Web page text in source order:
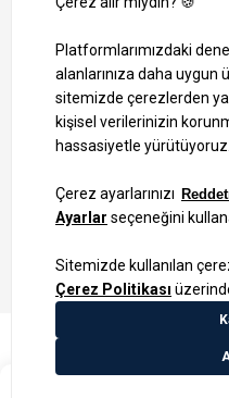
1000 TL ve Üzeri
Bilgi Toplum Hizmetleri
KVKK Veri İşleme Politikamız
Site Haritası